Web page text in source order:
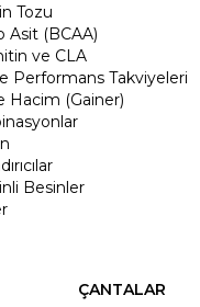
Tozu
Asit (BCAA)
ve CLA
Performans Takviyeleri
Hacim (Gainer)
Besinler
ÇANTALAR